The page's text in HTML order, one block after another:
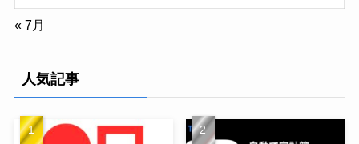
« 7月
人気記事